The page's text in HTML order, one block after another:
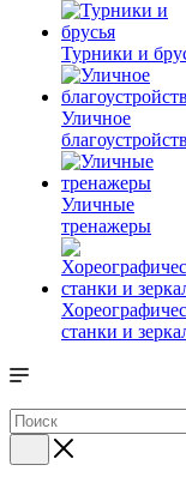
Турники и
Уличное
Уличные
тренажеры
станки и